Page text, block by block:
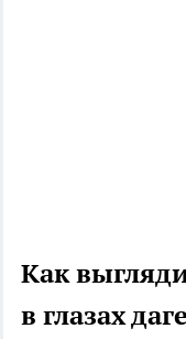
Как
в глазах